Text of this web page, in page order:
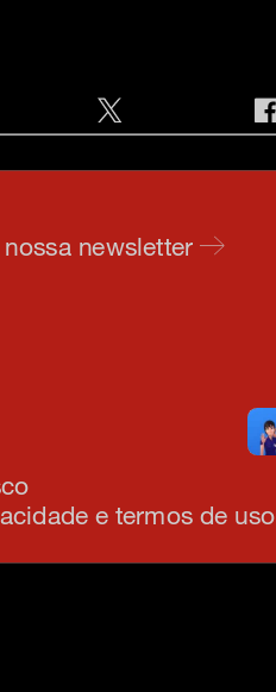
newsletter
e termos de uso